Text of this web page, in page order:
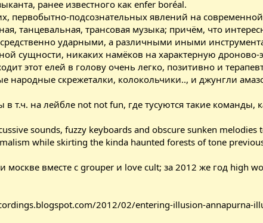
ранее известного как enfer boréal.
первобытно-подсознательных явлений на
танцевальная, трансовая музыка; причём, что
ударными, а различными иными
сущности, никаких намёков на характерную дроново-
этот елей в голову очень легко, позитивно и
народные скрежеталки, колокольчики.., и джунгли
т.ч. на лейбле not not fun, где тусуются такие команды,
sounds, fuzzy keyboards and obscure sunken
while skirting the kinda haunted forests of tone
москве вместе с grouper и love cult; за 2012 же год high
2012/02/entering-illusion-annapurna-